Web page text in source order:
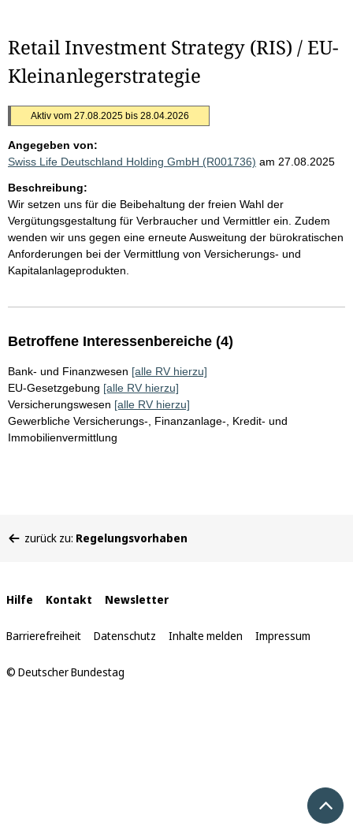
Retail Investment Strategy (RIS) / EU-
Kleinanlegerstrategie
Aktiv vom 27.08.2025 bis 28.04.2026
Angegeben von:
Swiss Life Deutschland Holding GmbH (R001736) am 27.08.2025
Beschreibung:
Wir setzen uns für die Beibehaltung der freien Wahl der
Vergütungsgestaltung für Verbraucher und Vermittler ein. Zudem
wenden wir uns gegen eine erneute Ausweitung der bürokratischen
Anforderungen bei der Vermittlung von Versicherungs- und
Kapitalanlageprodukten.
Betroffene Interessenbereiche (4)
Bank- und Finanzwesen [alle RV hierzu]
EU-Gesetzgebung [alle RV hierzu]
Versicherungswesen [alle RV hierzu]
Gewerbliche Versicherungs-, Finanzanlage-, Kredit- und
Immobilienvermittlung
befinden
zurück zu: Regelungsvorhaben
Interne
Links
Hilfe Kontakt Newsletter
Barrierefreiheit Datenschutz Inhalte melden Impressum
© Deutscher Bundestag